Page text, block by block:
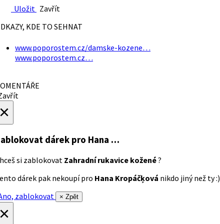
Uložit Zavřít
KDE TO SEHNAT
www.poporostem.cz/damske-kozene…
www.poporostem.cz…
dárek pro Hana …
si zablokovat Zahradní rukavice kožené?
dárek pak nekoupí pro Hana Kropáčķová nikdo jiný než ty :)
zablokovat
× Zpět